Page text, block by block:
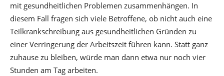
mit gesundheitlichen Problemen zusammenhängen. In
diesem Fall fragen sich viele Betroffene, ob nicht auch eine
Teilkrankschreibung aus gesundheitlichen Gründen zu
einer Verringerung der Arbeitszeit führen kann. Statt ganz
zuhause zu bleiben, würde man dann etwa nur noch vier
Stunden am Tag arbeiten.